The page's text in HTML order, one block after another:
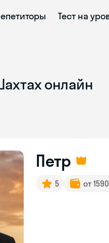
Тест на
онлайн
Петр
5 от